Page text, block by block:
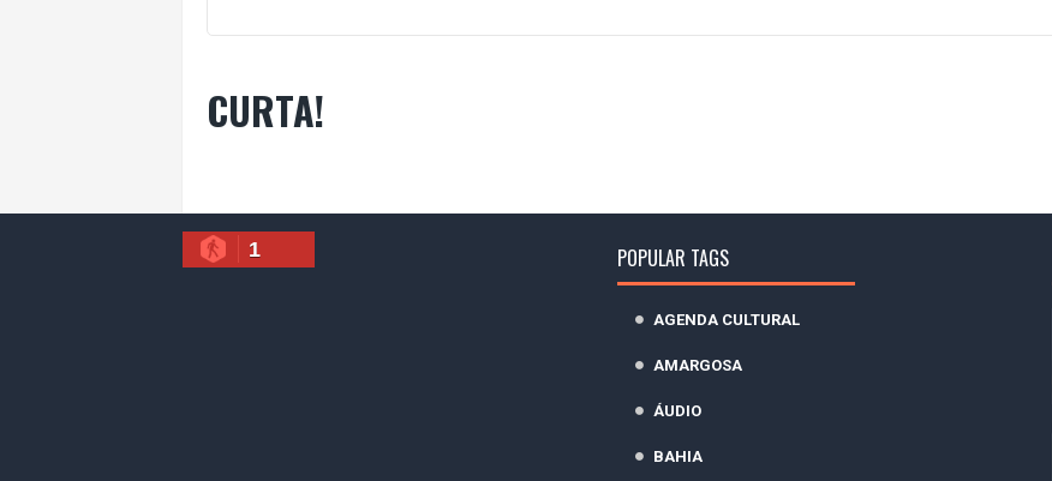
CURTA!
1 POPULAR TAGS
AGENDA CULTURAL
AMARGOSA
ÁUDIO
BAHIA